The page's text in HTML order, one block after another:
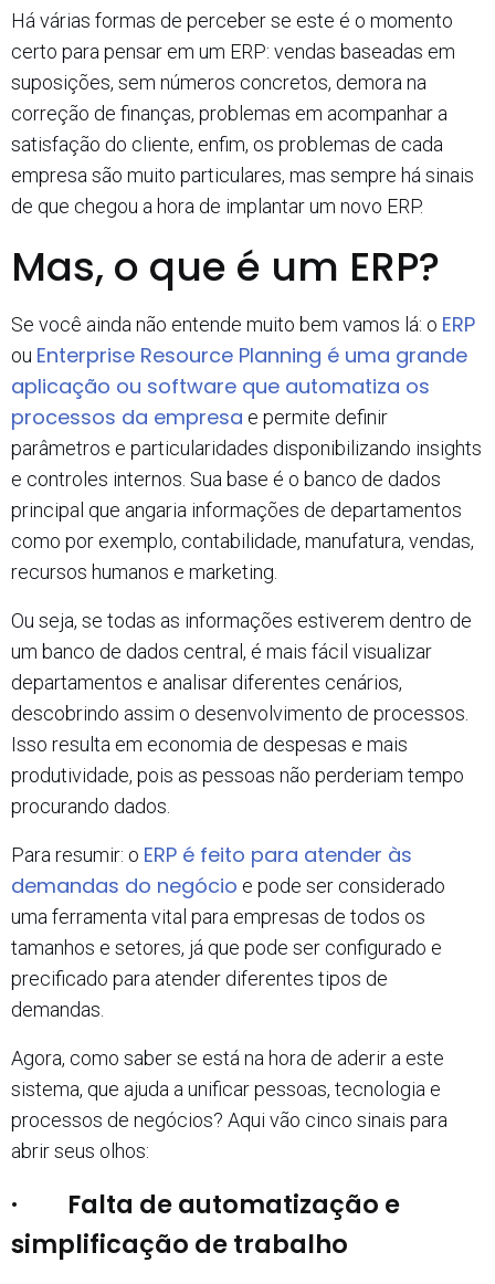
Há várias formas de perceber se este é o momento
certo para pensar em um ERP: vendas baseadas em
suposições, sem números concretos, demora na
correção de finanças, problemas em acompanhar a
satisfação do cliente, enfim, os problemas de cada
empresa são muito particulares, mas sempre há sinais
de que chegou a hora de implantar um novo ERP.
Mas, o que é um ERP?
Se você ainda não entende muito bem vamos lá: o ERP
ou Enterprise Resource Planning é uma grande
aplicação ou software que automatiza os
processos da empresa e permite definir
parâmetros e particularidades disponibilizando insights
e controles internos. Sua base é o banco de dados
principal que angaria informações de departamentos
como por exemplo, contabilidade, manufatura, vendas,
recursos humanos e marketing.
Ou seja, se todas as informações estiverem dentro de
um banco de dados central, é mais fácil visualizar
departamentos e analisar diferentes cenários,
descobrindo assim o desenvolvimento de processos.
Isso resulta em economia de despesas e mais
produtividade, pois as pessoas não perderiam tempo
procurando dados.
Para resumir: o ERP é feito para atender às
demandas do negócio e pode ser considerado
uma ferramenta vital para empresas de todos os
tamanhos e setores, já que pode ser configurado e
precificado para atender diferentes tipos de
demandas.
Agora, como saber se está na hora de aderir a este
sistema, que ajuda a unificar pessoas, tecnologia e
processos de negócios? Aqui vão cinco sinais para
abrir seus olhos:
· Falta de automatização e
simplificação de trabalho